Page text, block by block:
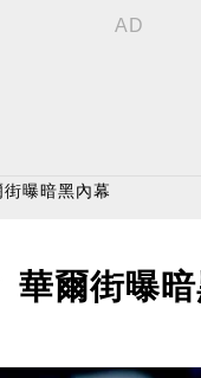
曝暗黑內幕
華爾街曝